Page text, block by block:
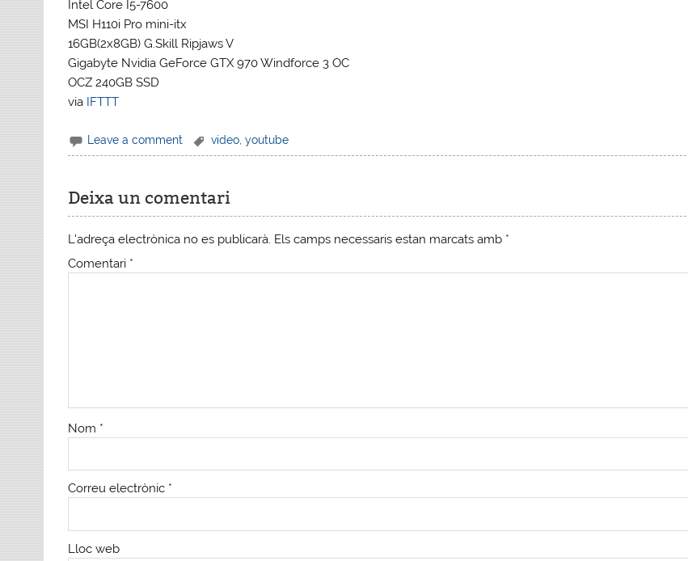
Intel Core I5-7600
MSI H110i Pro mini-itx
16GB(2x8GB) G.Skill Ripjaws V
Gigabyte Nvidia GeForce GTX 970 Windforce 3 OC
OCZ 240GB SSD
via IFTTT
Leave a comment video, youtube
Deixa un comentari
L'adreça electrònica no es publicarà. Els camps necessaris estan marcats amb *
Comentari *
Nom *
Correu electrònic *
Lloc web